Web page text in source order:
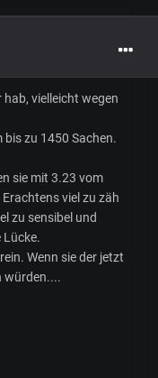
vielleicht wegen
zu 1450 Sachen.
sie mit 3.23 vom
viel zu zäh
zu sensibel und
Lücke.
Wenn sie der jetzt
würden....